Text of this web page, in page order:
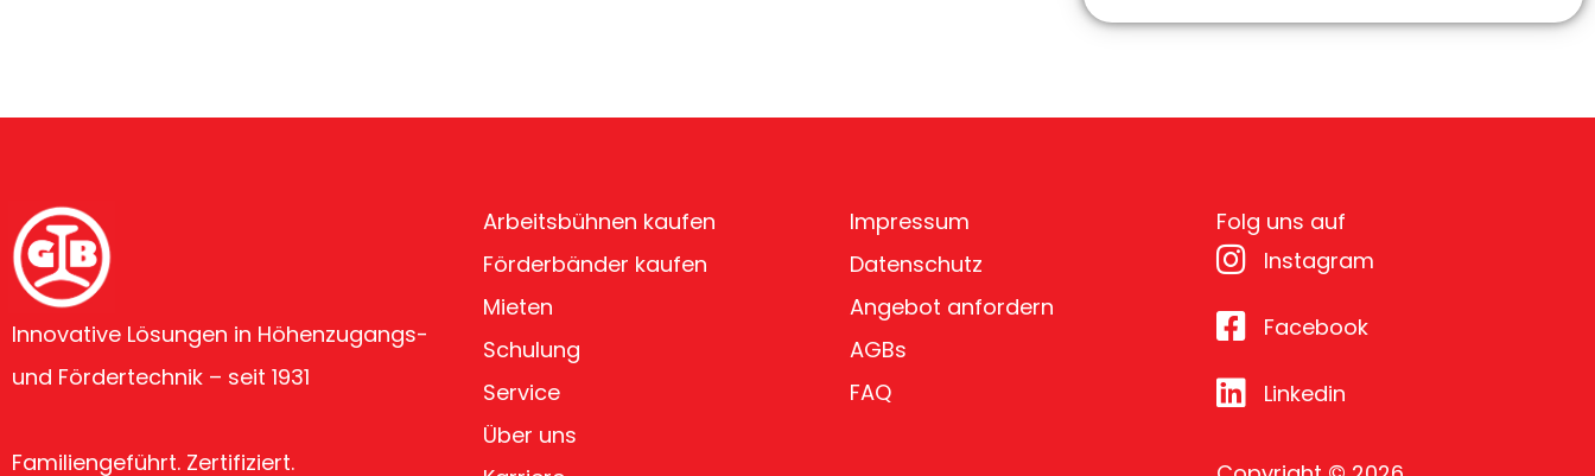
Innovative Lösungen in Höhenzugangs-
und Fördertechnik – seit 1931
Familiengeführt. Zertifiziert.
Arbeitsbühnen kaufen
Förderbänder kaufen
Mieten
Schulung
Service
Über uns
Impressum
Datenschutz
Angebot anfordern
AGBs
FAQ
Folg uns auf
Instagram
Facebook
Linkedin